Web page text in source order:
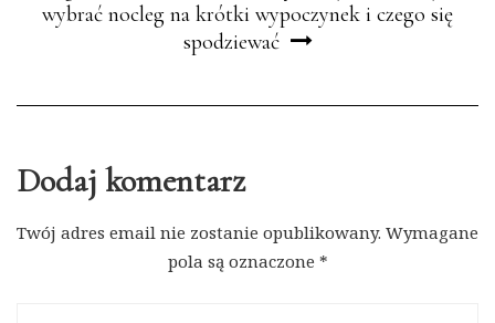
wybrać nocleg na krótki wypoczynek i czego się
spodziewać
Dodaj komentarz
Twój adres email nie zostanie opublikowany. Wymagane
pola są oznaczone *